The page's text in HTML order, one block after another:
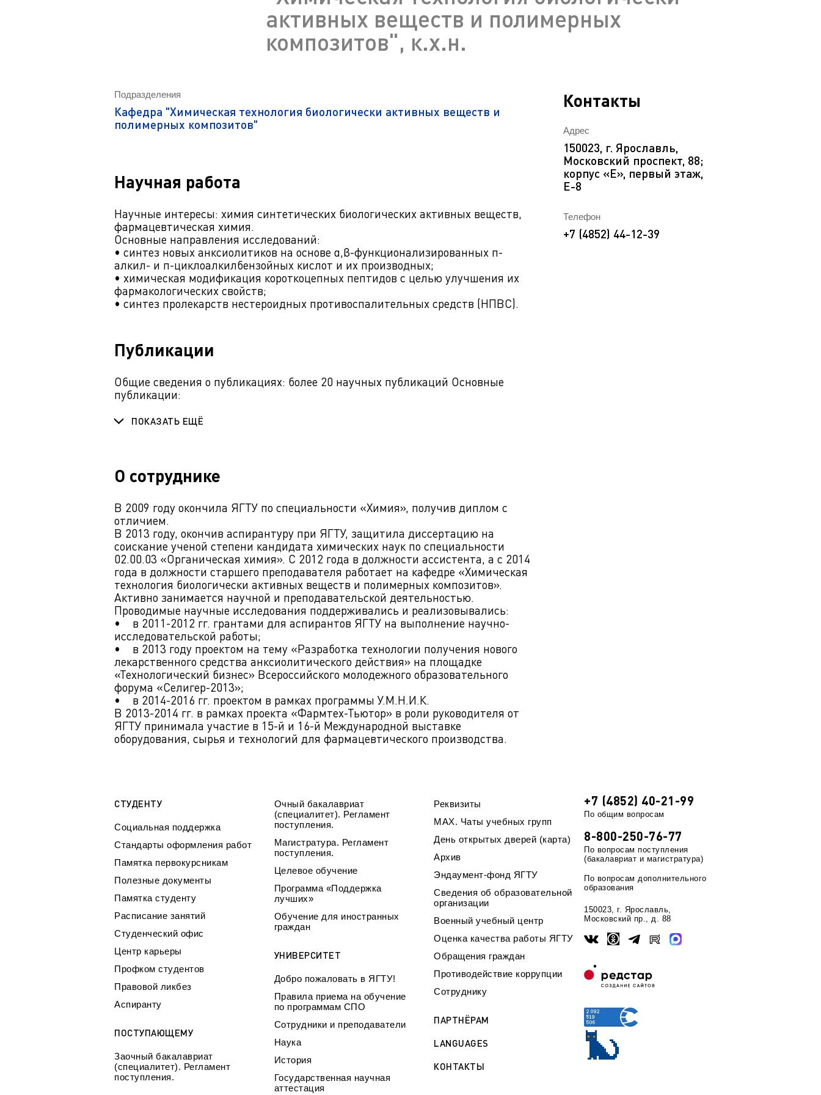
Заочный бакалавриат (специалитет).
Регламент поступления.
Очный бакалавриат (специалитет).
Научно-техническая библиотека
Обращения граждан
Противодействие коррупции
активных веществ и полимерных
композитов", к.х.н.
Подразделения
Кафедра "Химическая технология биологически активных веществ и
полимерных композитов"
Научная работа
Научные интересы: химия синтетических биологических активных веществ,
фармацевтическая химия.
Основные направления исследований:
• синтез новых анксиолитиков на основе α,β-функционализированных п-
алкил- и п-циклоалкилбензойных кислот и их производных;
• химическая модификация короткоцепных пептидов с целью улучшения их
фармакологических свойств;
• синтез пролекарств нестероидных противоспалительных средств (НПВС).
Публикации
Общие сведения о публикациях: более 20 научных публикаций Основные
публикации:
ПОКАЗАТЬ ЕЩЁ
О сотруднике
В 2009 году окончила ЯГТУ по специальности «Химия», получив диплом с
отличием.
В 2013 году, окончив аспирантуру при ЯГТУ, защитила диссертацию на
соискание ученой степени кандидата химических наук по специальности
02.00.03 «Органическая химия». С 2012 года в должности ассистента, а с 2014
года в должности старшего преподавателя работает на кафедре «Химическая
технология биологически активных веществ и полимерных композитов».
Активно занимается научной и преподавательской деятельностью.
Проводимые научные исследования поддерживались и реализовывались:
• в 2011-2012 гг. грантами для аспирантов ЯГТУ на выполнение научно-
исследовательской работы;
• в 2013 году проектом на тему «Разработка технологии получения нового
лекарственного средства анксиолитического действия» на площадке
«Технологический бизнес» Всероссийского молодежного образовательного
форума «Селигер-2013»;
• в 2014-2016 гг. проектом в рамках программы У.М.Н.И.К.
В 2013-2014 гг. в рамках проекта «Фармтех-Тьютор» в роли руководителя от
ЯГТУ принимала участие в 15-й и 16-й Международной выставке
оборудования, сырья и технологий для фармацевтического производства.
Контакты
Адрес
150023, г. Ярославль,
Московский проспект, 88;
корпус «Е», первый этаж,
Е-8
Телефон
+7 (4852) 44-12-39
СТУДЕНТУ
Социальная поддержка
Стандарты оформления работ
Памятка первокурсникам
Полезные документы
Памятка студенту
Расписание занятий
Студенческий офис
Центр карьеры
Профком студентов
Правовой ликбез
Аспиранту
ПОСТУПАЮЩЕМУ
Заочный бакалавриат
(специалитет). Регламент
поступления.
Очный бакалавриат
(специалитет). Регламент
поступления.
Магистратура. Регламент
поступления.
Целевое обучение
Программа «Поддержка
лучших»
Обучение для иностранных
граждан
УНИВЕРСИТЕТ
Добро пожаловать в ЯГТУ!
Правила приема на обучение
по программам СПО
Сотрудники и преподаватели
Наука
История
Государственная научная
аттестация
Реквизиты
МАХ. Чаты учебных групп
День открытых дверей (карта)
Архив
Эндаумент-фонд ЯГТУ
Сведения об образовательной
организации
Военный учебный центр
Оценка качества работы ЯГТУ
Обращения граждан
Противодействие коррупции
Сотруднику
ПАРТНЁРАМ
LANGUAGES
КОНТАКТЫ
+7 (4852) 40-21-99
По общим вопросам
8-800-250-76-77
По вопросам поступления
(бакалавриат и магистратура)
По вопросам дополнительного
образования
150023, г. Ярославль,
Московский пр., д. 88